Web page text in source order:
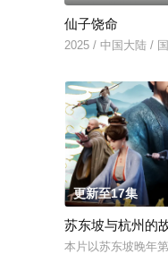
仙子饶命
2025 / 中国大陆 /
更新至17集
苏东坡与杭州的
本片以苏东坡晚年